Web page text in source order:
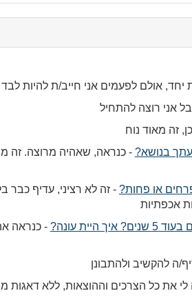
יחד, אולם לפעמים אני חייב/ת להיות לבד
אני רוצה להתחיל
כן, זה מאוד נוח
בנושא? -כנראה, שאהיה מרוצה. זה
או פחות? -זה לא רציני, עדיף כבר
אכפתיות
עונה?
-כנראה
ה להקשיב ולהתבונן
את כל הצרכים וההוצאות, ללא דאגות